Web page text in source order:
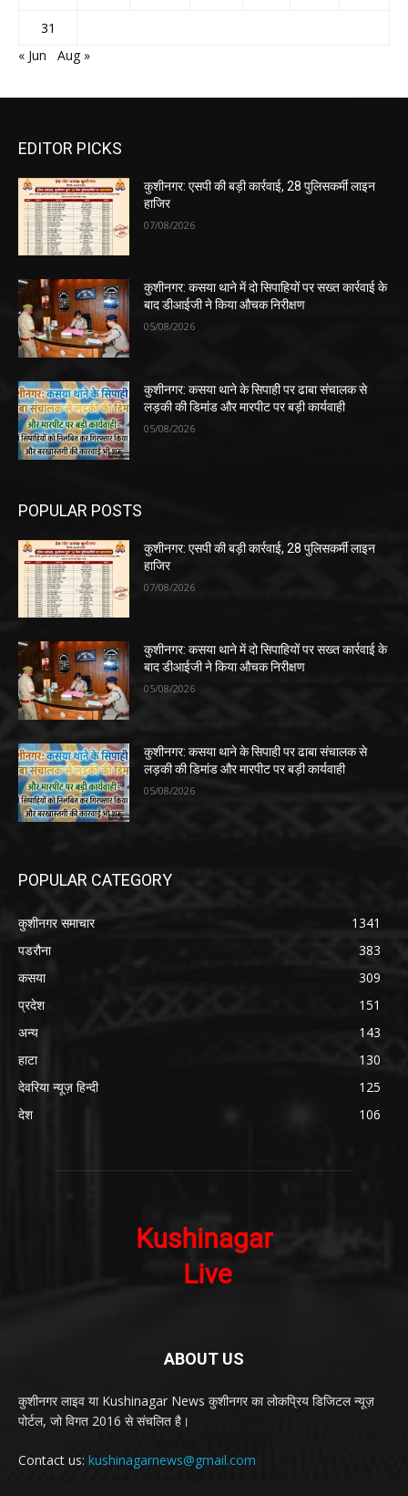
31
« Jun
Aug »
EDITOR PICKS
कुशीनगर: एसपी की बड़ी कार्रवाई, 28 पुलिसकर्मी लाइन
हाजिर
07/08/2026
कुशीनगर: कसया थाने में दो सिपाहियों पर सख्त कार्रवाई के
बाद डीआईजी ने किया औचक निरीक्षण
05/08/2026
कुशीनगर: कसया थाने के सिपाही पर ढाबा संचालक से
लड़की की डिमांड और मारपीट पर बड़ी कार्यवाही
05/08/2026
POPULAR POSTS
कुशीनगर: एसपी की बड़ी कार्रवाई, 28 पुलिसकर्मी लाइन
हाजिर
07/08/2026
कुशीनगर: कसया थाने में दो सिपाहियों पर सख्त कार्रवाई के
बाद डीआईजी ने किया औचक निरीक्षण
05/08/2026
कुशीनगर: कसया थाने के सिपाही पर ढाबा संचालक से
लड़की की डिमांड और मारपीट पर बड़ी कार्यवाही
05/08/2026
POPULAR CATEGORY
कुशीनगर समाचार
1341
पडरौना
383
कसया
309
प्रदेश
151
अन्य
143
हाटा
130
देवरिया न्यूज़ हिन्दी
125
देश
106
ABOUT US
कुशीनगर लाइव या Kushinagar News कुशीनगर का लोकप्रिय डिजिटल न्यूज़
पोर्टल, जो विगत 2016 से संचलित है।
Contact us: kushinagarnews@gmail.com